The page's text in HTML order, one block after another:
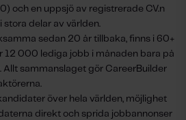
och en uppsjö av registrerade CV.n
delar av världen.
sedan 20 år tillbaka, finns i 60+
12 000 lediga jobb i månaden bara på
Allt sammanslaget gör CareerBuilder
över hela världen, möjlighet
direkt och sprida jobbannonser